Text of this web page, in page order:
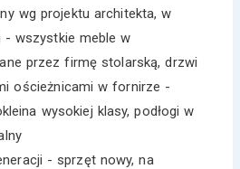
wg projektu architekta, w
- wszystkie meble w
przez firmę stolarską, drzwi
ościeżnicami w fornirze -
wysokiej klasy, podłogi w
- sprzęt nowy, na